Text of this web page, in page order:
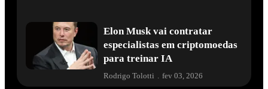
Elon Musk vai contratar
especialistas em criptomoedas
para treinar IA
Rodrigo Tolotti fev 03, 2026